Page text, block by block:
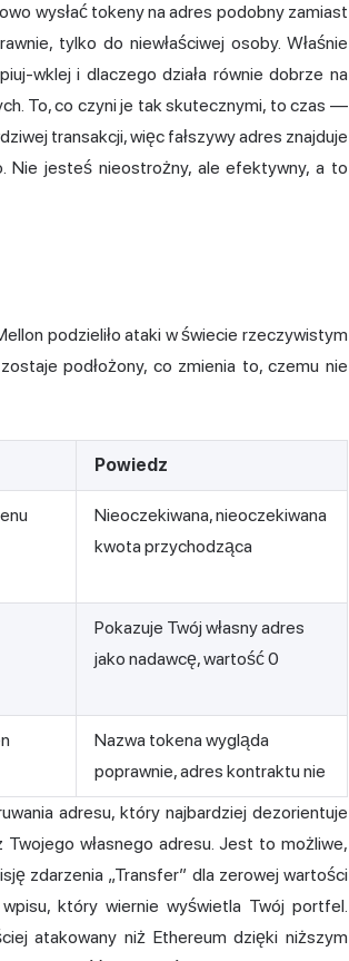
wysłać tokeny na adres podobny zamiast
tylko do niewłaściwej osoby. Właśnie
wklej i dlaczego działa równie dobrze na
To, co czyni je tak skutecznymi, to czas —
transakcji, więc fałszywy adres znajduje
Nie jesteś nieostrożny, ale efektywny, a to
podzieliło ataki w świecie rzeczywistym
podłożony, co zmienia to, czemu nie
Powiedz
Nieoczekiwana, nieoczekiwana
kwota przychodząca
Pokazuje Twój własny adres
jako nadawcę, wartość 0
Nazwa tokena wygląda
poprawnie, adres kontraktu nie
adresu, który najbardziej dezorientuje
własnego adresu. Jest to możliwe,
zdarzenia „Transfer” dla zerowej wartości
który wiernie wyświetla Twój portfel.
atakowany niż Ethereum dzięki niższym